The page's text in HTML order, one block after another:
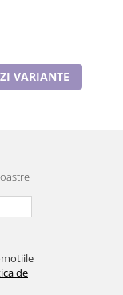
VARIANTE
de